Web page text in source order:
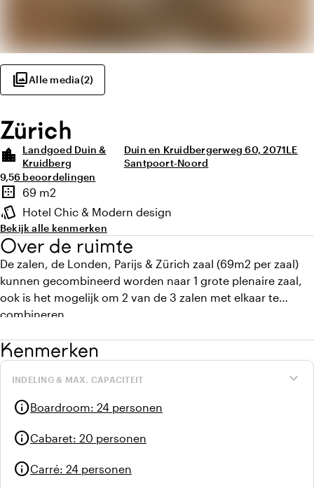
photo_libraryAlle media(2)
Zürich
location_city
Landgoed Duin &
Kruidberg
Duin en Kruidbergerweg 60, 2071LE
Santpoort-Noord
Gemiddelde beoordeling van 9,5 uit 10
9,5Aantal beoordelingen: 6
6 beoordelingen
Highlights
border_outer
Oppervlakte
69 m2
style
Sfeer en uitstraling
Hotel Chic & Modern design
Bekijk alle kenmerken
Over de ruimte
De zalen, de Londen, Parijs & Zürich zaal (69m2 per zaal)
kunnen gecombineerd worden naar 1 grote plenaire zaal,
ook is het mogelijk om 2 van de 3 zalen met elkaar te
combineren.
Kenmerken
expand_more
INDELING & MAX. CAPACITEIT
infoBoardroom: 24 personen
infoCabaret: 20 personen
infoCarré: 24 personen